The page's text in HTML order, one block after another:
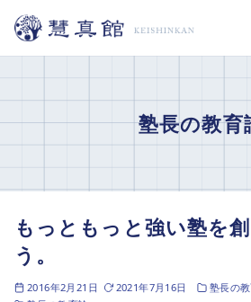
テ
塾長の教育
もっともっと強い塾を
う。
2016年2月21日 2021年7月16日 塾長の